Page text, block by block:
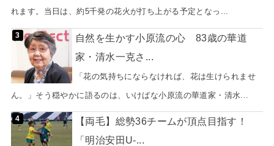
れます。当日は、約5千発の花火が打ち上がる予定となっ...
自然を生かす小原流の心 83歳の華道
家・清水一克さ...
「花の気持ちにならなければ、花は生けられませ
ん。」そう穏やかに語るのは、いけばな小原流の華道家・清水...
【両毛】総勢36チームが頂点目指す！
「明治安田U-...